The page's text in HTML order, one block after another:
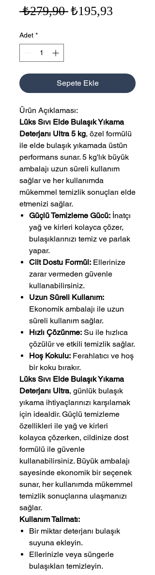
₺279,90 Normal
₺195,93
Adet *
Sepete Ekle
Ürün Açıklaması:
Lüks Sıvı Elde Bulaşık Yıkama
Deterjanı Ultra 5 kg, özel formülü
ile elde bulaşık yıkamada üstün
performans sunar. 5 kg'lık büyük
ambalajı uzun süreli kullanım
sağlar ve her kullanımda
mükemmel temizlik sonuçları elde
etmenizi sağlar.
Güçlü Temizleme Gücü: İnatçı
yağ ve kirleri kolayca çözer,
bulaşıklarınızı temiz ve parlak
yapar.
Cilt Dostu Formül: Ellerinize
zarar vermeden güvenle
kullanabilirsiniz.
Uzun Süreli Kullanım:
Ekonomik ambalajı ile uzun
süreli kullanım sağlar.
Hızlı Çözünme: Su ile hızlıca
çözülür ve etkili temizlik sağlar.
Hoş Kokulu: Ferahlatıcı ve hoş
bir koku bırakır.
Lüks Sıvı Elde Bulaşık Yıkama
Deterjanı Ultra, günlük bulaşık
yıkama ihtiyaçlarınızı karşılamak
için idealdir. Güçlü temizleme
özellikleri ile yağ ve kirleri
kolayca çözerken, cildinize dost
formülü ile güvenle
kullanabilirsiniz. Büyük ambalajı
sayesinde ekonomik bir seçenek
sunar, her kullanımda mükemmel
temizlik sonuçlarına ulaşmanızı
sağlar.
Kullanım Talimatı:
Bir miktar deterjanı bulaşık
suyuna ekleyin.
Ellerinizle veya süngerle
bulaşıkları temizleyin.